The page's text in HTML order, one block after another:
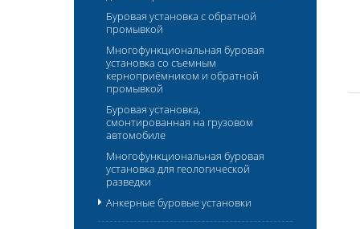
Буровая установка с обратной
промывкой
Многофункциональная буровая
установка со съемным
керноприёмником и обратной
промывкой
Буровая установка,
смонтированная на грузовом
автомобиле
Многофункциональная буровая
установка для геологической
разведки
Анкерные буровые установки